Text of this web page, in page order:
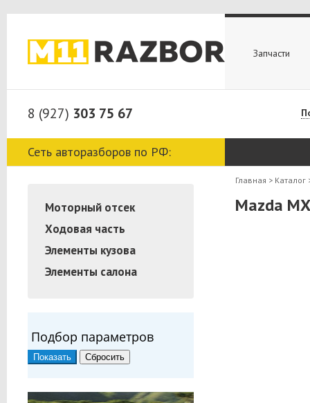
Запчасти
8 (927) 303 75 67
Сеть авторазборов по РФ:
Моторный отсек
Ходовая часть
Элементы кузова
Элементы салона
Подбор параметров
Главная > Каталог
Mazda